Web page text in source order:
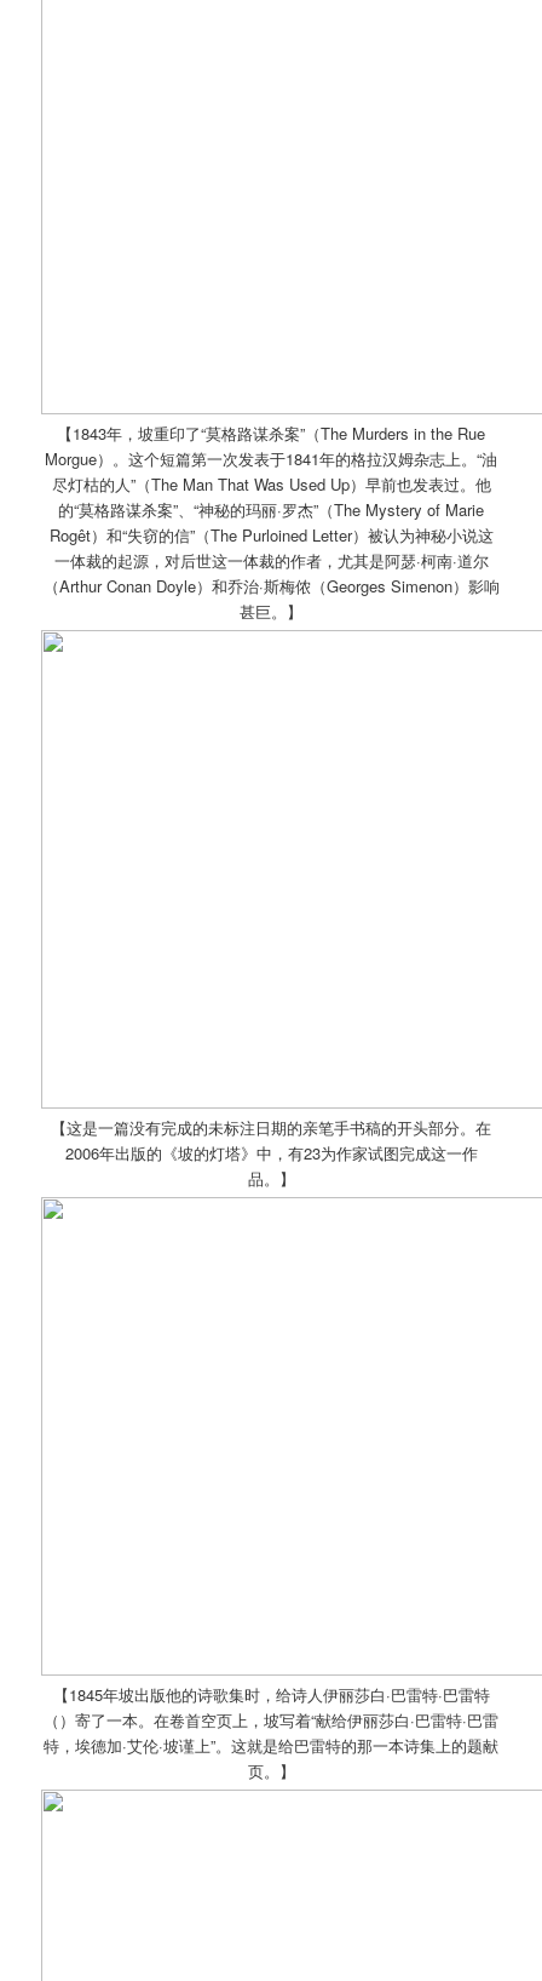
【1843年，坡重印了“莫格路谋杀案”（The Murders in the Rue
Morgue）。这个短篇第一次发表于1841年的格拉汉姆杂志上。“油
尽灯枯的人”（The Man That Was Used Up）早前也发表过。他
的“莫格路谋杀案”、“神秘的玛丽·罗杰”（The Mystery of Marie
Rogêt）和“失窃的信”（The Purloined Letter）被认为神秘小说这
一体裁的起源，对后世这一体裁的作者，尤其是阿瑟·柯南·道尔
（Arthur Conan Doyle）和乔治·斯梅侬（Georges Simenon）影响
甚巨。】
【这是一篇没有完成的未标注日期的亲笔手书稿的开头部分。在
2006年出版的《坡的灯塔》中，有23为作家试图完成这一作
品。】
【1845年坡出版他的诗歌集时，给诗人伊丽莎白·巴雷特·巴雷特
（）寄了一本。在卷首空页上，坡写着“献给伊丽莎白·巴雷特·巴雷
特，埃德加·艾伦·坡谨上”。这就是给巴雷特的那一本诗集上的题献
页。】